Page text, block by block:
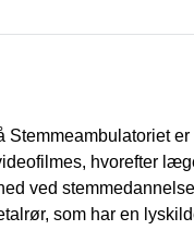
hvorefter
ved
som har en